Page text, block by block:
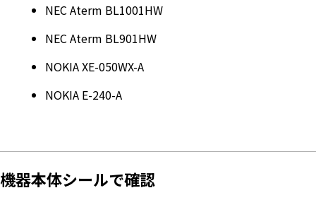
NEC Aterm BL1001HW
NEC Aterm BL901HW
NOKIA XE-050WX-A
NOKIA E-240-A
機器本体シールで確認